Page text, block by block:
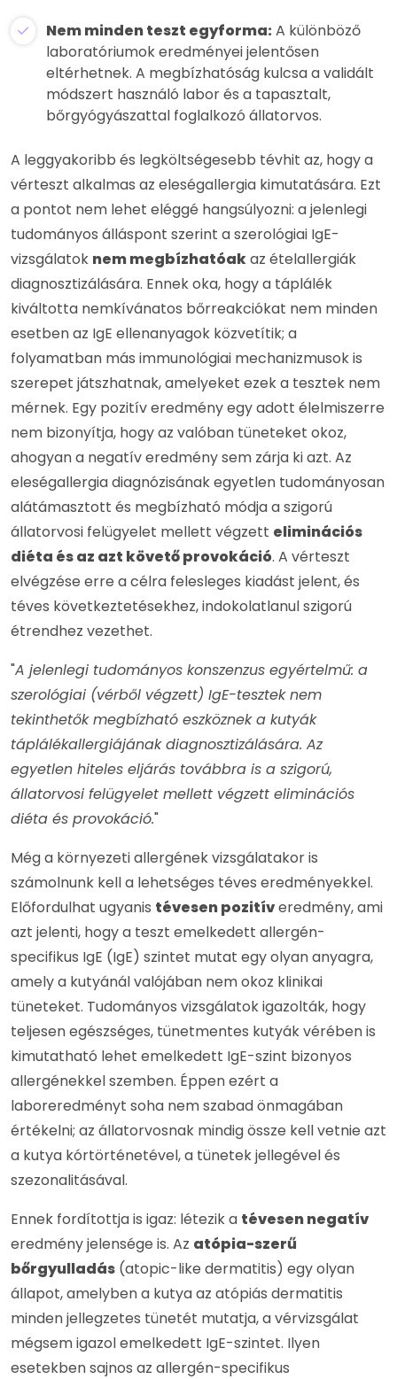
Nem minden teszt egyforma: A különböző
laboratóriumok eredményei jelentősen
eltérhetnek. A megbízhatóság kulcsa a validált
módszert használó labor és a tapasztalt,
bőrgyógyászattal foglalkozó állatorvos.
A leggyakoribb és legköltségesebb tévhit az, hogy a
vérteszt alkalmas az eleségallergia kimutatására. Ezt
a pontot nem lehet eléggé hangsúlyozni: a jelenlegi
tudományos álláspont szerint a szerológiai IgE-
vizsgálatok nem megbízhatóakaz ételallergiák
diagnosztizálására. Ennek oka, hogy a táplálék
kiváltotta nemkívánatos bőrreakciókat nem minden
esetben az IgE ellenanyagok közvetítik; a
folyamatban más immunológiai mechanizmusok is
szerepet játszhatnak, amelyeket ezek a tesztek nem
mérnek. Egy pozitív eredmény egy adott élelmiszerre
nem bizonyítja, hogy az valóban tüneteket okoz,
ahogyan a negatív eredmény sem zárja ki azt. Az
eleségallergia diagnózisának egyetlen tudományosan
alátámasztott és megbízható módja a szigorú
állatorvosi felügyelet mellett végzett eliminációs
diéta és az azt követő provokáció. A vérteszt
elvégzése erre a célra felesleges kiadást jelent, és
téves következtetésekhez, indokolatlanul szigorú
étrendhez vezethet.
"A jelenlegi tudományos konszenzus egyértelmű: a
szerológiai (vérből végzett) IgE-tesztek nem
tekinthetők megbízható eszköznek a kutyák
táplálékallergiájának diagnosztizálására. Az
egyetlen hiteles eljárás továbbra is a szigorú,
állatorvosi felügyelet mellett végzett eliminációs
diéta és provokáció."
Még a környezeti allergének vizsgálatakor is
számolnunk kell a lehetséges téves eredményekkel.
Előfordulhat ugyanis tévesen pozitíveredmény, ami
azt jelenti, hogy a teszt emelkedett allergén-
specifikus IgE (IgE) szintet mutat egy olyan anyagra,
amely a kutyánál valójában nem okoz klinikai
tüneteket. Tudományos vizsgálatok igazolták, hogy
teljesen egészséges, tünetmentes kutyák vérében is
kimutatható lehet emelkedett IgE-szint bizonyos
allergénekkel szemben. Éppen ezért a
laboreredményt soha nem szabad önmagában
értékelni; az állatorvosnak mindig össze kell vetnie azt
a kutya kórtörténetével, a tünetek jellegével és
szezonalitásával.
Ennek fordítottja is igaz: létezik a tévesen negatív
eredmény jelensége is. Az atópia-szerű
bőrgyulladás (atopic-like dermatitis) egy olyan
állapot, amelyben a kutya az atópiás dermatitis
minden jellegzetes tünetét mutatja, a vérvizsgálat
mégsem igazol emelkedett IgE-szintet. Ilyen
esetekben sajnos az allergén-specifikus